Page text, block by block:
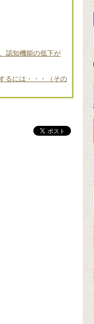
認知機能の低下が
るには・・・（その